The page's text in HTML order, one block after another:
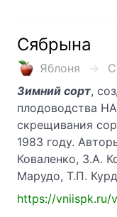
Сябрына
Яблоня
Зимний сорт,
плодоводства
скрещивания
1983 году.
Коваленко, З.А.
Марудо, Т.П.
https://vniispk.ru/